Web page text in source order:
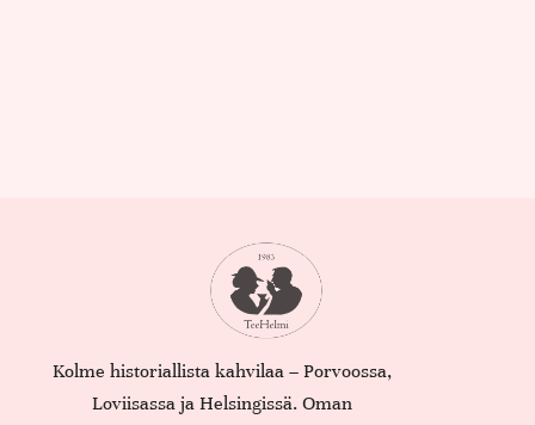
Kolme historiallista kahvilaa – Porvoossa,
Loviisassa ja Helsingissä. Oman